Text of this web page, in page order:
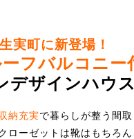
生実町に新登場！
フバルコニー
デザインハウス
納充実で暮らしが整う間取
ローゼットは靴はもちろ